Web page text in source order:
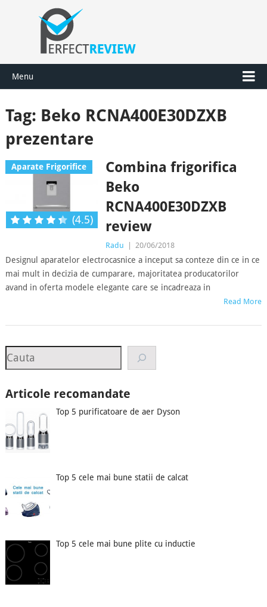
Menu
Tag: Beko RCNA400E30DZXB
prezentare
Aparate Frigorifice
(4.5)
Combina frigorifica
Beko
RCNA400E30DZXB
review
Radu 20/06/2018
Designul aparatelor electrocasnice a inceput sa conteze din ce in ce
mai mult in decizia de cumparare, majoritatea producatorilor
avand in oferta modele elegante care se incadreaza in
Read More
Search
Articole recomandate
Top 5 purificatoare de aer Dyson
Top 5 cele mai bune statii de calcat
Top 5 cele mai bune plite cu inductie